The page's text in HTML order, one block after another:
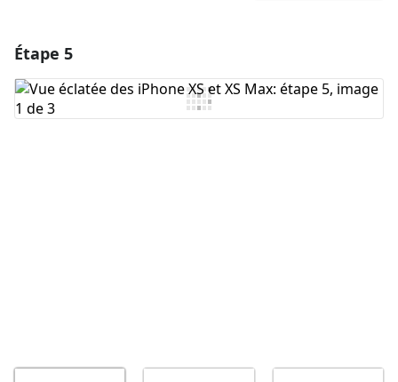
Ajouter un commentaire
Étape 5